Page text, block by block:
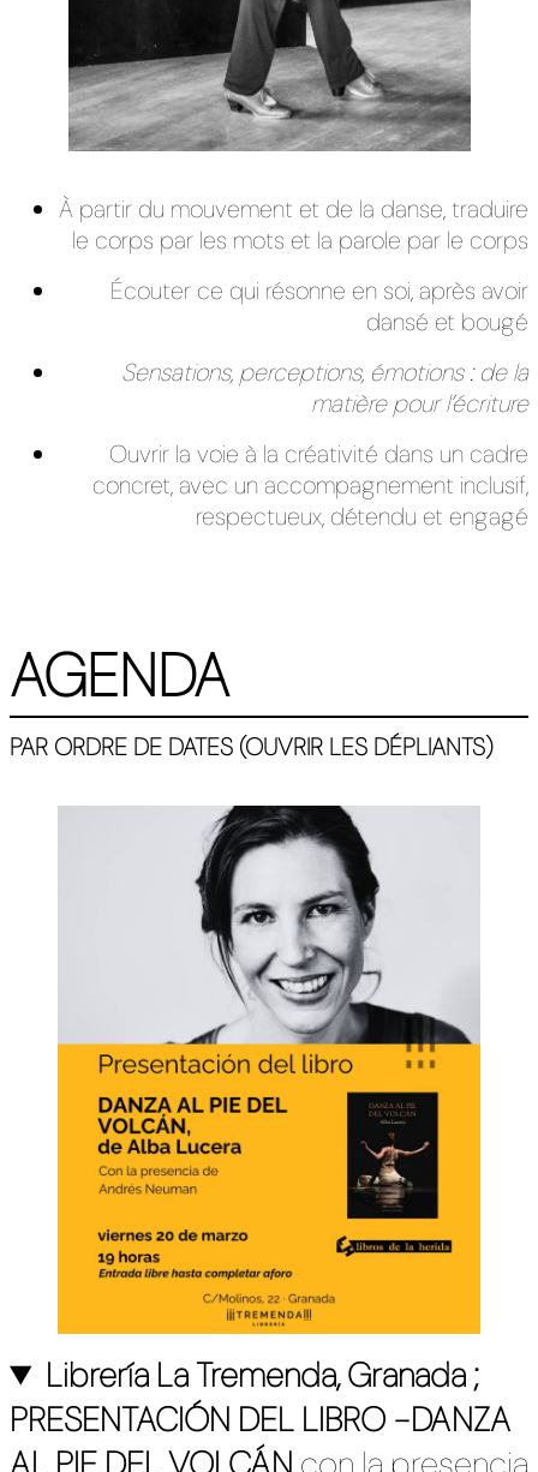
À partir du mouvement et de la danse, traduire
le corps par les mots et la parole par le corps
Écouter ce qui résonne en soi, après avoir
dansé et bougé
Sensations, perceptions, émotions : de la
matière pour l’écriture
Ouvrir la voie à la créativité dans un cadre
concret, avec un accompagnement inclusif,
respectueux, détendu et engagé
AGENDA
PAR ORDRE DE DATES (OUVRIR LES DÉPLIANTS)
Librería La Tremenda, Granada ;
PRESENTACIÓN DEL LIBRO -DANZA